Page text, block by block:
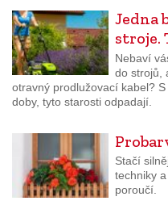
Jedna
stroje.
Nebaví
do strojů,
otravný prodlužovací kabel?
doby, tyto starosti odpadají.
Stačí
techniky
poroučí.